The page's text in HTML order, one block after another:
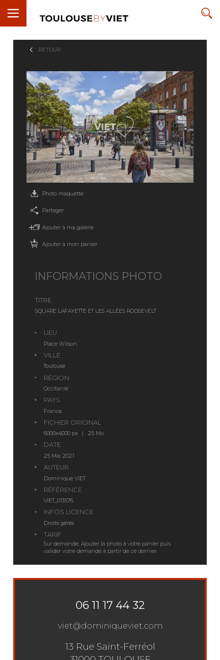
RETOUR
Photo maquette
Partager
Ajouter à ma galerie
Ajouter à mon panier
INFORMATIONS PHOTO
TITRE
SQUARE LAFAYETTE ET LES ALLÉES ROOSEVELT
LIEU
Place Wilson
VILLE
Toulouse
RÉGION
Occitanie
PAYS
France
FICHIER ORIGINAL
6000x4000 px | 25 Mo
DATE
25 Mai 2021
AUTEUR
Dominique VIET
RÉFÉRENCE
VIET_013576
INFOS LICENCE
Droits gérés
TARIF
Sur demande. Ajouter la photo à votre panier puis
valider votre demande à partir de ce dernier.
06 11 17 44 32
viet@dominiqueviet.com
13 Rue Saint-Ferréol